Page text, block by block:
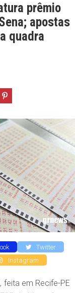
prêmio
apostas
quadra
Twitter
Instagram
feita em Recife-PE